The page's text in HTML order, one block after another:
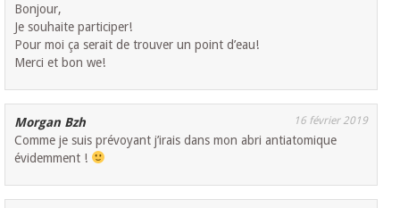
Bonjour,
Je souhaite participer!
Pour moi ça serait de trouver un point d’eau!
Merci et bon we!
Morgan Bzh 16 février 2019
Comme je suis prévoyant j’irais dans mon abri antiatomique
évidemment !